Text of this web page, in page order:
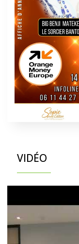
VIDÉO